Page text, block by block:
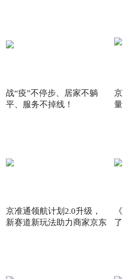
战“疫”不停步、居家不躺
平、服务不掉线！
京准通领航计划2.0升级，
新赛道新玩法助力商家京东